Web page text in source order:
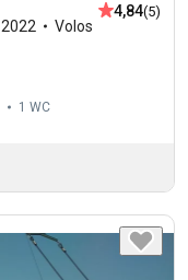
2022 Volos
4,84(5)
1 WC